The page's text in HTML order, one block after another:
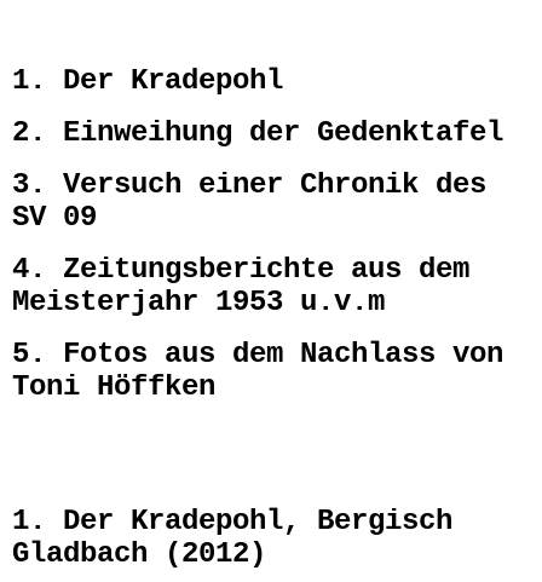
1. Der Kradepohl
2. Einweihung der Gedenktafel
3. Versuch einer Chronik des
SV 09
4. Zeitungsberichte aus dem
Meisterjahr 1953 u.v.m
5. Fotos aus dem Nachlass von
Toni Höffken
1. Der Kradepohl, Bergisch
Gladbach (2012)